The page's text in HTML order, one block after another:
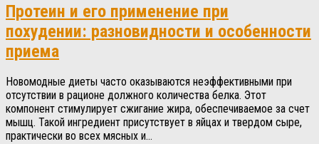
Протеин и его применение при
похудении: разновидности и особенности
приема
Новомодные диеты часто оказываются неэффективными при
отсутствии в рационе должного количества белка. Этот
компонент стимулирует сжигание жира, обеспечиваемое за счет
мышц. Такой ингредиент присутствует в яйцах и твердом сыре,
практически во всех мясных и...